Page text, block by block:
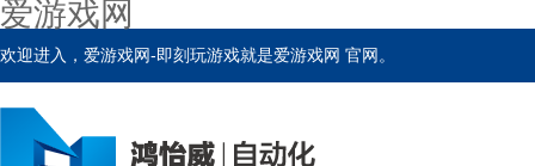
爱游戏网
欢迎进入，爱游戏网-即刻玩游戏就是爱游戏网 官网。